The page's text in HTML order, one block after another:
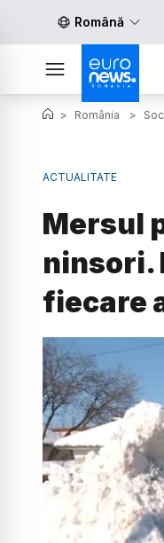
Română
> România >
ACTUALITATE
Mersul
ninsori.
fiecare